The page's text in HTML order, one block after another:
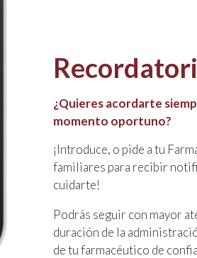
¿Quieres acordarte
momento oportuno?
¡Introduce, o pide a tu
familiares para recibir
cuidarte!
Podrás seguir con mayor
duración de la
de tu farmacéutico de